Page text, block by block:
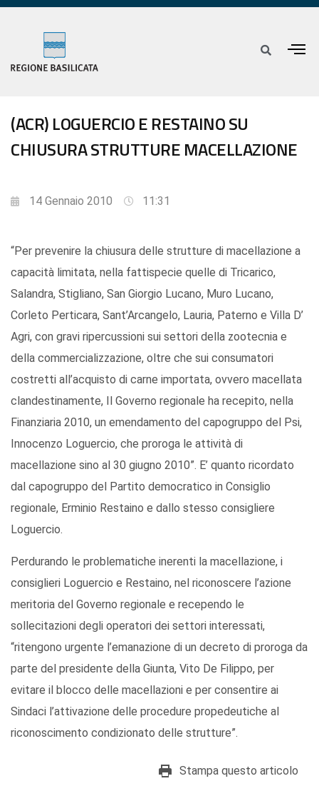
(ACR) LOGUERCIO E RESTAINO SU
CHIUSURA STRUTTURE MACELLAZIONE
14 Gennaio 2010 11:31
“Per prevenire la chiusura delle strutture di macellazione a
capacità limitata, nella fattispecie quelle di Tricarico,
Salandra, Stigliano, San Giorgio Lucano, Muro Lucano,
Corleto Perticara, Sant’Arcangelo, Lauria, Paterno e Villa D’
Agri, con gravi ripercussioni sui settori della zootecnia e
della commercializzazione, oltre che sui consumatori
costretti all’acquisto di carne importata, ovvero macellata
clandestinamente, Il Governo regionale ha recepito, nella
Finanziaria 2010, un emendamento del capogruppo del Psi,
Innocenzo Loguercio, che proroga le attività di
macellazione sino al 30 giugno 2010”. E’ quanto ricordato
dal capogruppo del Partito democratico in Consiglio
regionale, Erminio Restaino e dallo stesso consigliere
Loguercio.
Perdurando le problematiche inerenti la macellazione, i
consiglieri Loguercio e Restaino, nel riconoscere l’azione
meritoria del Governo regionale e recependo le
sollecitazioni degli operatori dei settori interessati,
“ritengono urgente l’emanazione di un decreto di proroga da
parte del presidente della Giunta, Vito De Filippo, per
evitare il blocco delle macellazioni e per consentire ai
Sindaci l’attivazione delle procedure propedeutiche al
riconoscimento condizionato delle strutture”.
Stampa questo articolo